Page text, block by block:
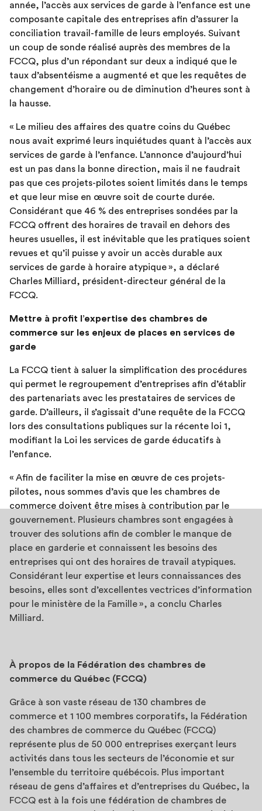
année, l’accès aux services de garde à l’enfance est une
composante capitale des entreprises afin d’assurer la
conciliation travail-famille de leurs employés. Suivant
un coup de sonde réalisé auprès des membres de la
FCCQ, plus d’un répondant sur deux a indiqué que le
taux d’absentéisme a augmenté et que les requêtes de
changement d’horaire ou de diminution d’heures sont à
la hausse.
« Le milieu des affaires des quatre coins du Québec
nous avait exprimé leurs inquiétudes quant à l’accès aux
services de garde à l’enfance. L’annonce d’aujourd’hui
est un pas dans la bonne direction, mais il ne faudrait
pas que ces projets-pilotes soient limités dans le temps
et que leur mise en œuvre soit de courte durée.
Considérant que 46 % des entreprises sondées par la
FCCQ offrent des horaires de travail en dehors des
heures usuelles, il est inévitable que les pratiques soient
revues et qu’il puisse y avoir un accès durable aux
services de garde à horaire atypique », a déclaré
Charles Milliard, président-directeur général de la
FCCQ.
Mettre à profit l’expertise des chambres de
commerce sur les enjeux de places en services de
garde
La FCCQ tient à saluer la simplification des procédures
qui permet le regroupement d’entreprises afin d’établir
des partenariats avec les prestataires de services de
garde. D’ailleurs, il s’agissait d’une requête de la FCCQ
lors des consultations publiques sur la récente loi 1,
modifiant la Loi les services de garde éducatifs à
l’enfance.
« Afin de faciliter la mise en œuvre de ces projets-
pilotes, nous sommes d’avis que les chambres de
commerce doivent être mises à contribution par le
gouvernement. Plusieurs chambres sont engagées à
trouver des solutions afin de combler le manque de
place en garderie et connaissent les besoins des
entreprises qui ont des horaires de travail atypiques.
Considérant leur expertise et leurs connaissances des
besoins, elles sont d’excellentes vectrices d’information
pour le ministère de la Famille », a conclu Charles
Milliard.
À propos de la Fédération des chambres de
commerce du Québec (FCCQ)
Grâce à son vaste réseau de 130 chambres de
commerce et 1 100 membres corporatifs, la Fédération
des chambres de commerce du Québec (FCCQ)
représente plus de 50 000 entreprises exerçant leurs
activités dans tous les secteurs de l’économie et sur
l’ensemble du territoire québécois. Plus important
réseau de gens d’affaires et d’entreprises du Québec, la
FCCQ est à la fois une fédération de chambres de